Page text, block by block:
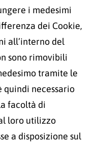
i medesimi
dei Cookie,
all’interno del
sono rimovibili
tramite le
quindi necessario
facoltà di
loro utilizzo
a disposizione sul